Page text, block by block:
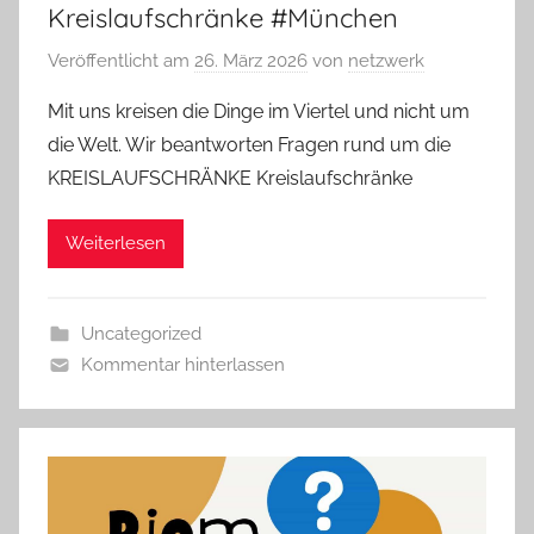
Kreislaufschränke #München
Veröffentlicht am 26. März 2026 von netzwerk
Mit uns kreisen die Dinge im Viertel und nicht um
die Welt. Wir beantworten Fragen rund um die
KREISLAUFSCHRÄNKE Kreislaufschränke
Weiterlesen
Uncategorized
Kommentar hinterlassen